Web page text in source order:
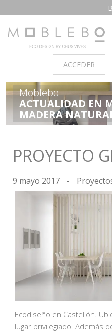
ACCEDER
PRODUCTOS
Auxiliares
madera
Moblebo
ACTUALIDAD EN
MADERA
PROYECTO
9 mayo 2017 -
Ecodiseño en Castellón.
lugar privilegiado. Además